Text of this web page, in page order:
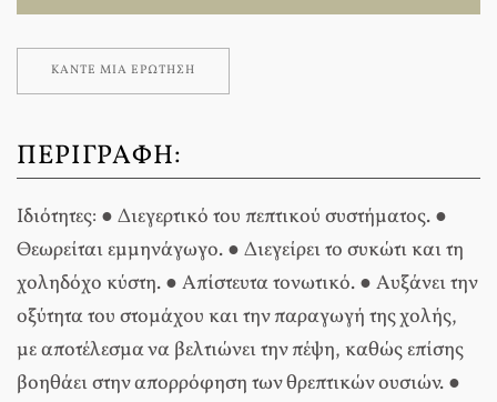
ΚΆΝΤΕ ΜΊΑ ΕΡΏΤΗΣΗ
ΠΕΡΙΓΡΑΦΉ:
Ιδιότητες: ● Διεγερτικό του πεπτικού συστήματος. ●
Θεωρείται εμμηνάγωγο. ● Διεγείρει το συκώτι και τη
χοληδόχο κύστη. ● Απίστευτα τονωτικό. ● Αυξάνει την
οξύτητα του στομάχου και την παραγωγή της χολής,
με αποτέλεσμα να βελτιώνει την πέψη, καθώς επίσης
βοηθάει στην απορρόφηση των θρεπτικών ουσιών. ●